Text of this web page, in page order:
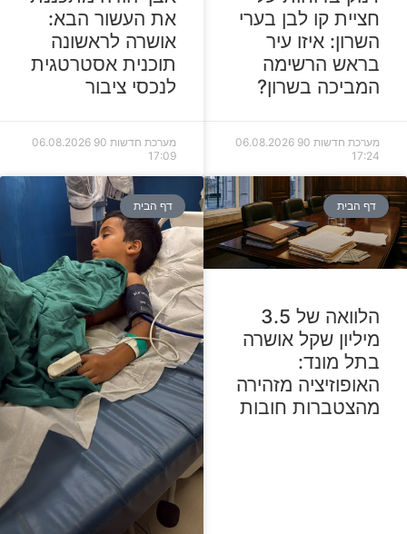
חציית קו לבן בערי
השרון: איזו עיר
בראש הרשימה
המביכה בשרון?
מערכת חדשות 90
06.08.2026
17:24
את העשור הבא:
אושרה לראשונה
תוכנית אסטרטגית
לנכסי ציבור
מערכת חדשות 90
06.08.2026
17:09
דף הבית
הלוואה של 3.5
מיליון שקל אושרה
בתל מונד:
האופוזיציה מזהירה
מהצטברות חובות
דף הבית